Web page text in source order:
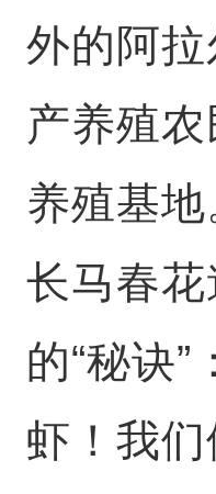
外的阿
产养殖
养殖基
长马春
的“秘诀”
虾！我